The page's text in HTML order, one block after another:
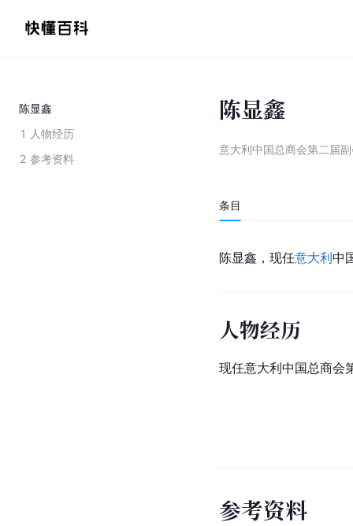
陈显鑫
1 人物经历
2 参考资料
陈显鑫
意大利中国总商会第二届
条目
陈显鑫，现任意大利中
人物经历
现任意大利中国总商会
参考资料